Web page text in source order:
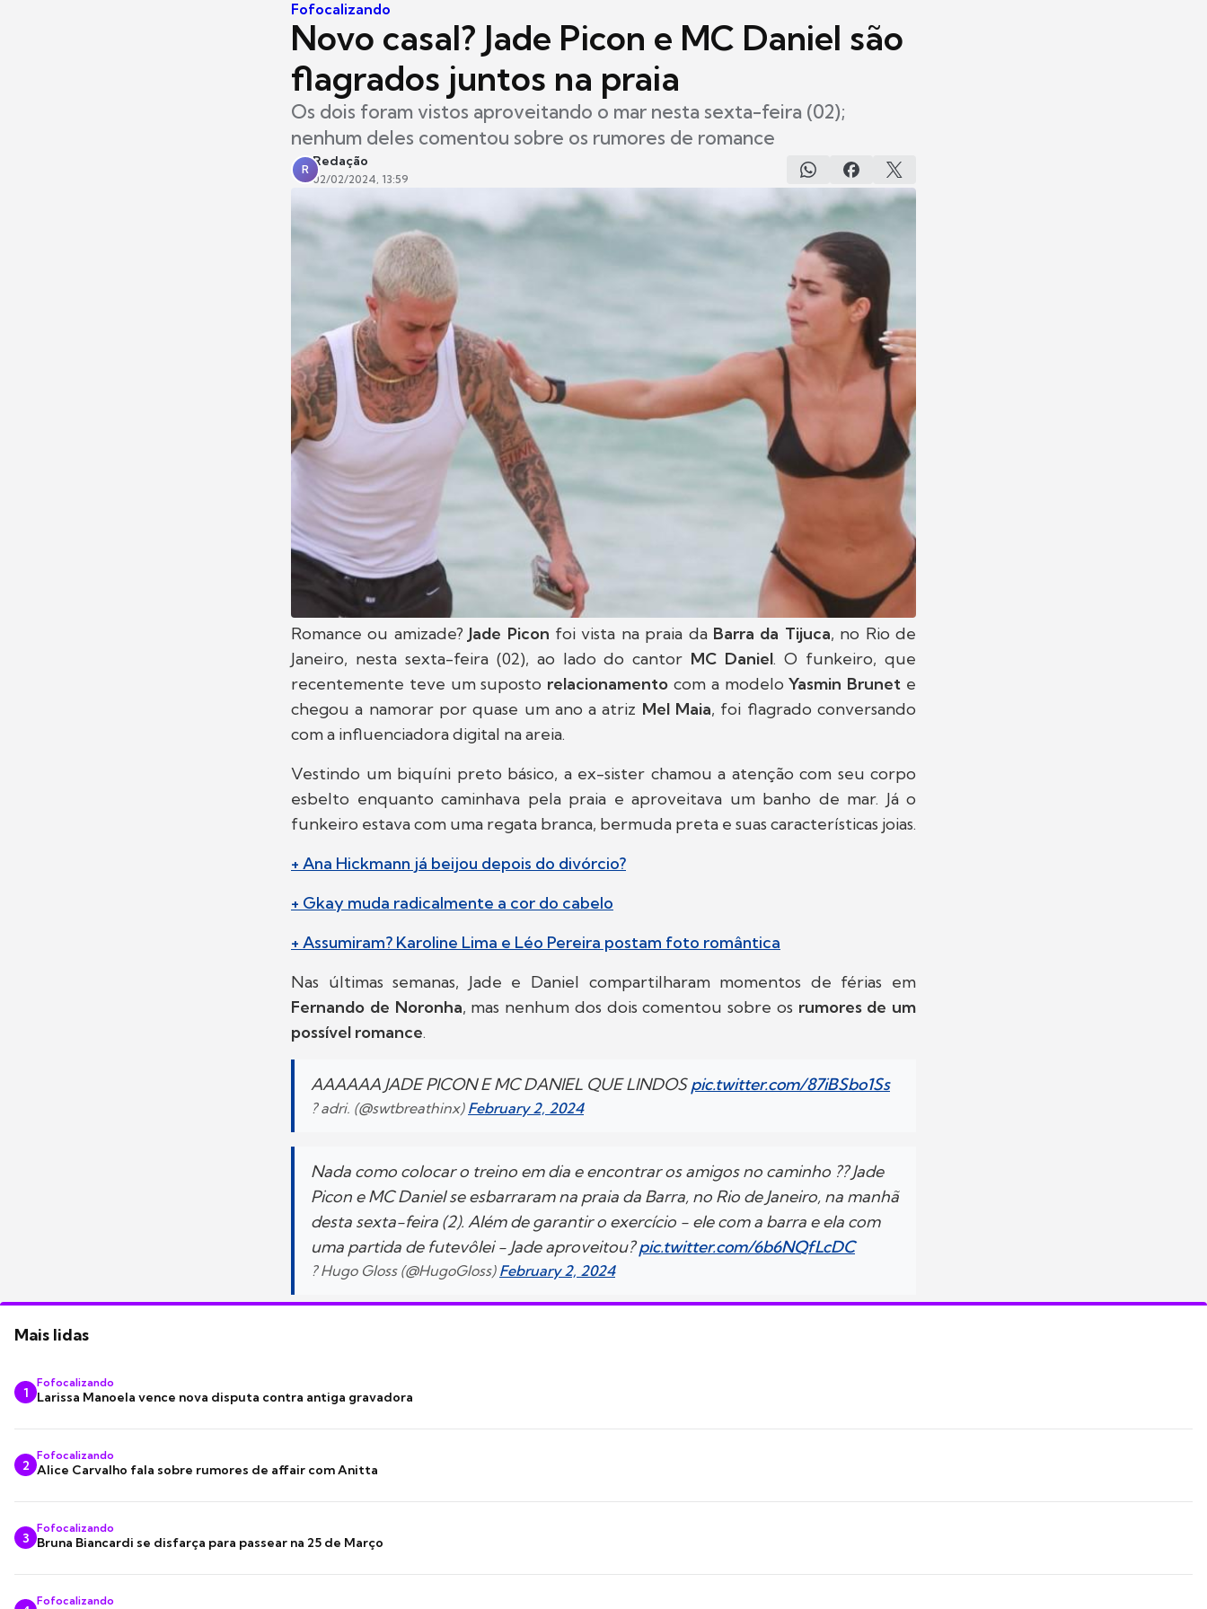
Fofocalizando
Novo casal? Jade Picon e MC Daniel são
flagrados juntos na praia
Os dois foram vistos aproveitando o mar nesta sexta-feira (02);
nenhum deles comentou sobre os rumores de romance
R
Redação
02/02/2024, 13:59
Romance ou amizade? Jade Picon foi vista na praia da Barra da Tijuca, no Rio de
Janeiro, nesta sexta-feira (02), ao lado do cantor MC Daniel. O funkeiro, que
recentemente teve um suposto relacionamentocom a modeloYasmin Brunet e
chegou a namorar por quase um ano a atriz Mel Maia, foi flagrado conversando
com a influenciadora digital na areia.
Vestindo um biquíni preto básico, a ex-sister chamou a atenção com seu corpo
esbelto enquanto caminhava pela praia e aproveitava um banho de mar. Já o
funkeiro estava com uma regata branca, bermuda preta e suas características joias.
+ Ana Hickmann já beijou depois do divórcio?
+ Gkay muda radicalmente a cor do cabelo
+ Assumiram? Karoline Lima e Léo Pereira postam foto romântica
Nas últimas semanas, Jade e Daniel compartilharam momentos de férias em
Fernando de Noronha, mas nenhum dos dois comentou sobre os rumores de um
possível romance.
AAAAAA JADE PICON E MC DANIEL QUE LINDOSpic.twitter.com/87iBSbo1Ss
? adri. (@swtbreathinx) February 2, 2024
Nada como colocar o treino em dia e encontrar os amigos no caminho ?? Jade
Picon e MC Daniel se esbarraram na praia da Barra, no Rio de Janeiro, na manhã
desta sexta-feira (2). Além de garantir o exercício - ele com a barra e ela com
uma partida de futevôlei - Jade aproveitou?pic.twitter.com/6b6NQfLcDC
? Hugo Gloss (@HugoGloss) February 2, 2024
Mais lidas
1
Fofocalizando
Larissa Manoela vence nova disputa contra antiga gravadora
2
Fofocalizando
Alice Carvalho fala sobre rumores de affair com Anitta
3
Fofocalizando
Bruna Biancardi se disfarça para passear na 25 de Março
Fofocalizando